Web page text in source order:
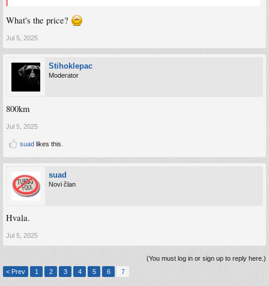
What's the price?
Jul 5, 2025
Stihoklepac
Moderator
800km
Jul 5, 2025
suad likes this.
suad
Novi član
Hvala.
Jul 5, 2025
(You must log in or sign up to reply here.)
< Prev
1 2 3 4 5 6 7